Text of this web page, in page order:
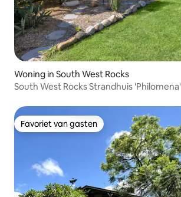
Woning in South West Rocks
South West Rocks Strandhuis 'Philomena'
Favoriet van gasten
Favoriet van gasten